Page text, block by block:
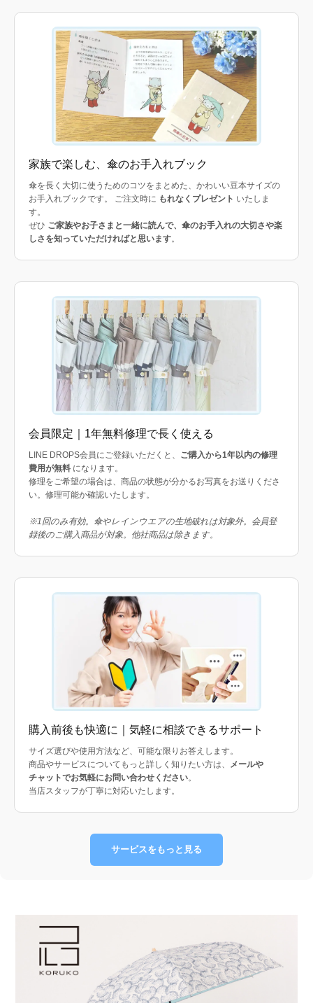
家族で楽しむ、傘のお手入れブック
傘を長く大切に使うためのコツをまとめた、かわいい豆本サイズの
お手入れブックです。 ご注文時に もれなくプレゼント いたしま
す。
ぜひ ご家族やお子さまと一緒に読んで、傘のお手入れの大切さや楽
しさを知っていただければと思います。
会員限定｜1年無料修理で長く使える
LINE DROPS会員にご登録いただくと、 ご購入から1年以内の修理
費用が無料 になります。
修理をご希望の場合は、商品の状態が分かるお写真をお送りくださ
い。修理可能か確認いたします。
※1回のみ有効。傘やレインウエアの生地破れは対象外。会員登
録後のご購入商品が対象。他社商品は除きます。
購入前後も快適に｜気軽に相談できるサポート
サイズ選びや使用方法など、可能な限りお答えします。
商品やサービスについてもっと詳しく知りたい方は、
メールや
チャットでお気軽にお問い合わせください。
当店スタッフが丁寧に対応いたします。
サービスをもっと見る